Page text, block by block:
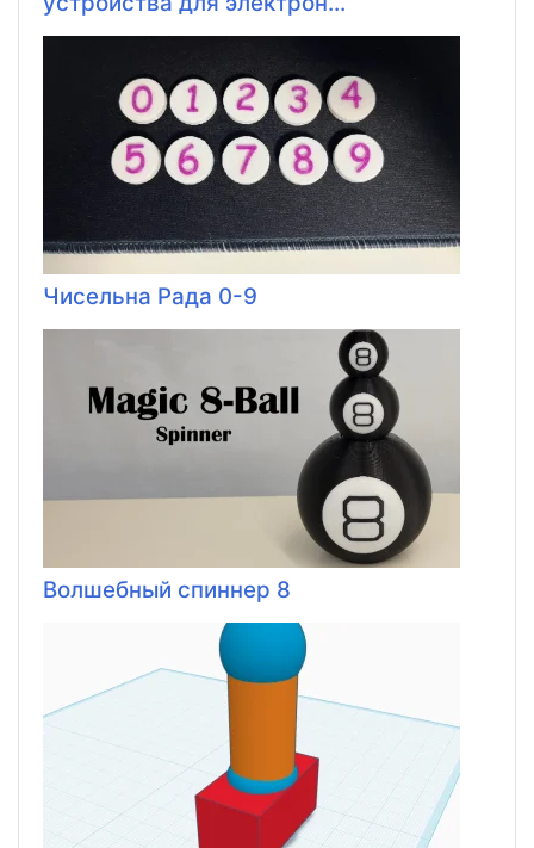
Чисельна Рада 0-9
Волшебный спиннер 8